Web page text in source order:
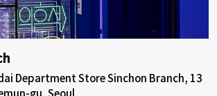
Department Store Sinchon Branch, 13